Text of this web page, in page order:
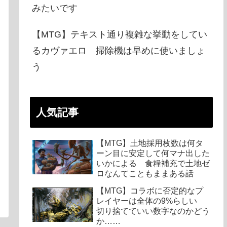
みたいです
【MTG】テキスト通り複雑な挙動をしてい
るカヴァエロ 掃除機は早めに使いましょ
う
人気記事
【MTG】土地採用枚数は何タ
ーン目に安定して何マナ出した
いかによる 食糧補充で土地ゼ
ロなんてこともままある話
【MTG】コラボに否定的なプ
レイヤーは全体の9%らしい
切り捨てていい数字なのかどう
か……